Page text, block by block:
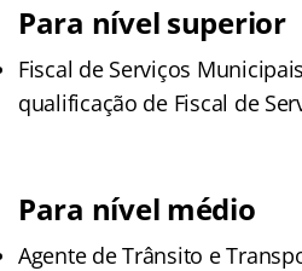
Para nível superior
Fiscal de Serviços
qualificação de Fiscal de
Para nível médio
Agente de Trânsito e